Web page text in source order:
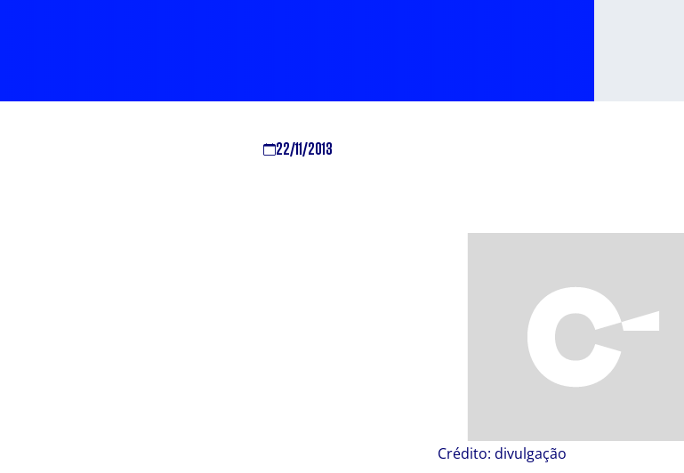
22/11/2013
Crédito: divulgação